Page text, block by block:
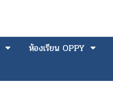
ห้องเรียน OPPY